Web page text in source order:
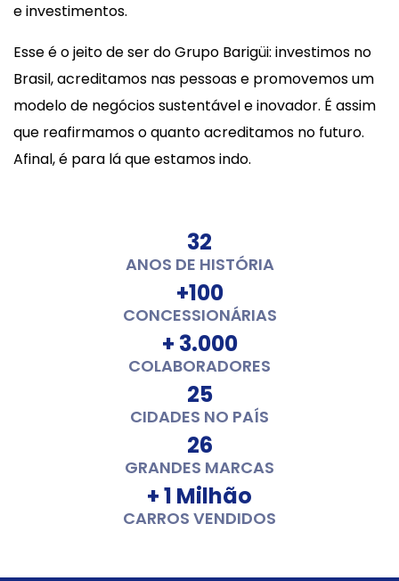
e investimentos.
Esse é o jeito de ser do Grupo Barigüi: investimos no
Brasil, acreditamos nas pessoas e promovemos um
modelo de negócios sustentável e inovador. É assim
que reafirmamos o quanto acreditamos no futuro.
Afinal, é para lá que estamos indo.
32
ANOS DE HISTÓRIA
+100
CONCESSIONÁRIAS
+ 3.000
COLABORADORES
25
CIDADES NO PAÍS
26
GRANDES MARCAS
+ 1 Milhão
CARROS VENDIDOS